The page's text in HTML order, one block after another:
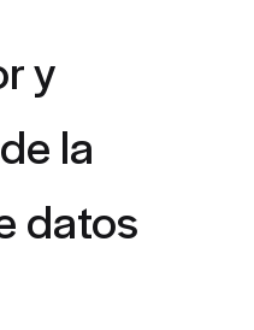
y
la
datos